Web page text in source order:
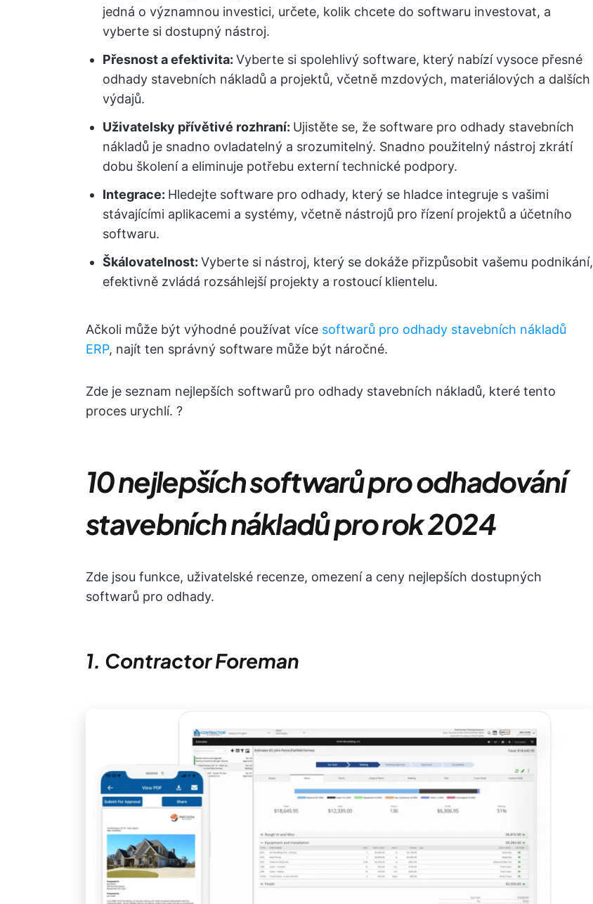
jedná o významnou investici, určete, kolik chcete do softwaru investovat, a
vyberte si dostupný nástroj.
Přesnost a efektivita: Vyberte si spolehlivý software, který nabízí vysoce přesné
odhady stavebních nákladů a projektů, včetně mzdových, materiálových a dalších
výdajů.
Uživatelsky přívětivé rozhraní: Ujistěte se, že software pro odhady stavebních
nákladů je snadno ovladatelný a srozumitelný. Snadno použitelný nástroj zkrátí
dobu školení a eliminuje potřebu externí technické podpory.
Integrace: Hledejte software pro odhady, který se hladce integruje s vašimi
stávajícími aplikacemi a systémy, včetně nástrojů pro řízení projektů a účetního
softwaru.
Škálovatelnost: Vyberte si nástroj, který se dokáže přizpůsobit vašemu podnikání,
efektivně zvládá rozsáhlejší projekty a rostoucí klientelu.
Ačkoli může být výhodné používat více softwarů pro odhady stavebních nákladů
ERP, najít ten správný software může být náročné.
Zde je seznam nejlepších softwarů pro odhady stavebních nákladů, které tento
proces urychlí. ?
10 nejlepších softwarů pro odhadování
stavebních nákladů pro rok 2024
Zde jsou funkce, uživatelské recenze, omezení a ceny nejlepších dostupných
softwarů pro odhady.
1. Contractor Foreman